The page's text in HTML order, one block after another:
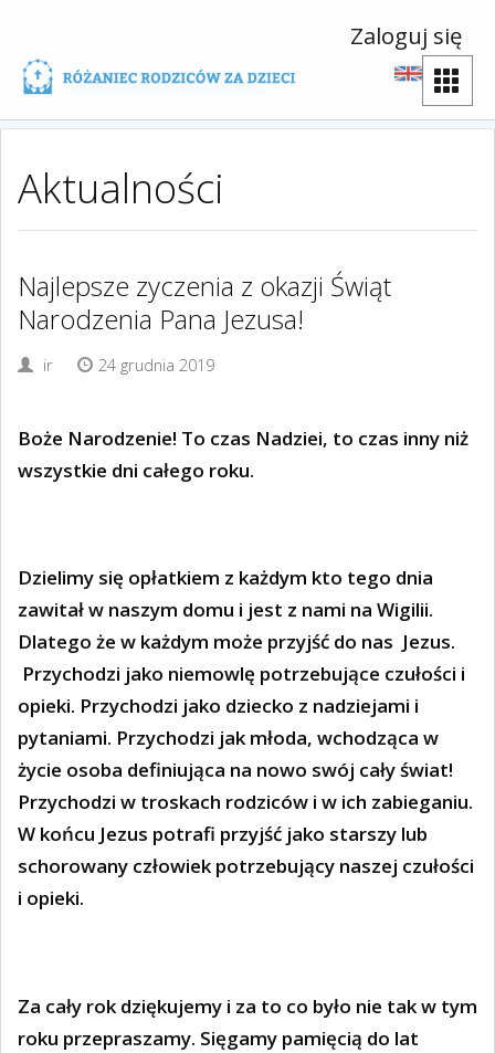
Zaloguj się
Aktualności
Najlepsze zyczenia z okazji Świąt
Narodzenia Pana Jezusa!
ir 24 grudnia 2019
Boże Narodzenie! To czas Nadziei, to czas inny niż
wszystkie dni całego roku.
Dzielimy się opłatkiem z każdym kto tego dnia
zawitał w naszym domu i jest z nami na Wigilii.
Dlatego że w każdym może przyjść do nas Jezus.
Przychodzi jako niemowlę potrzebujące czułości i
opieki. Przychodzi jako dziecko z nadziejami i
pytaniami. Przychodzi jak młoda, wchodząca w
życie osoba definiująca na nowo swój cały świat!
Przychodzi w troskach rodziców i w ich zabieganiu.
W końcu Jezus potrafi przyjść jako starszy lub
schorowany człowiek potrzebujący naszej czułości
i opieki.
Za cały rok dziękujemy i za to co było nie tak w tym
roku przepraszamy. Sięgamy pamięcią do lat